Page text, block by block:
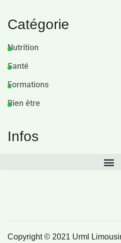
Catégorie
Nutrition
Santé
Formations
Bien être
Infos
Copyright © 2021 Urml